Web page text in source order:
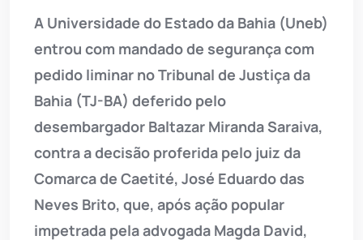
A Universidade do Estado da Bahia (Uneb)
entrou com mandado de segurança com
pedido liminar no Tribunal de Justiça da
Bahia (TJ-BA) deferido pelo
desembargador Baltazar Miranda Saraiva,
contra a decisão proferida pelo juiz da
Comarca de Caetité, José Eduardo das
Neves Brito, que, após ação popular
impetrada pela advogada Magda David,